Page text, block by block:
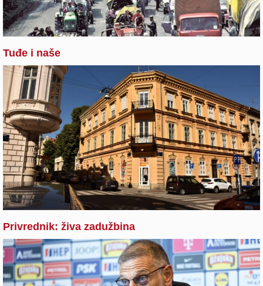
Tuđe i naše
Privrednik: živa zadužbina